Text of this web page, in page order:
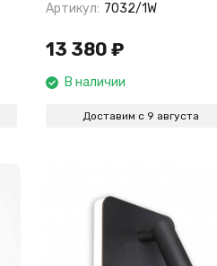
Артикул: 7032/1W
13 380 ₽
В наличии
Доставим с 9 августа